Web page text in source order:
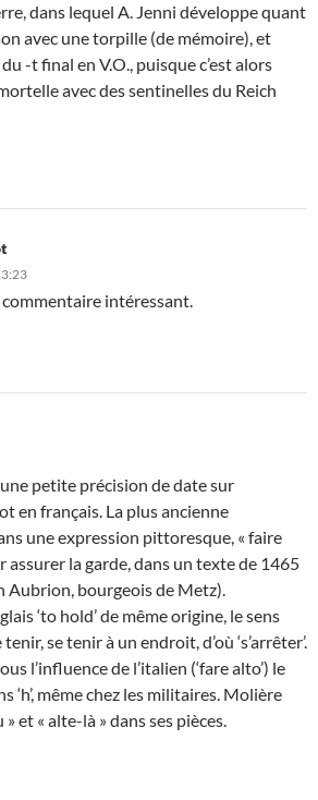
dans lequel A. Jenni développe quant
avec une torpille (de mémoire), et
-t final en V.O., puisque c’est alors
avec des sentinelles du Reich
intéressant.
petite précision de date sur
en français. La plus ancienne
une expression pittoresque, « faire
assurer la garde, dans un texte de 1465
Aubrion, bourgeois de Metz).
‘to hold’ de même origine, le sens
se tenir à un endroit, d’où ‘s’arrêter’.
l’influence de l’italien (‘fare alto’) le
‘h’, même chez les militaires. Molière
et « alte-là » dans ses pièces.